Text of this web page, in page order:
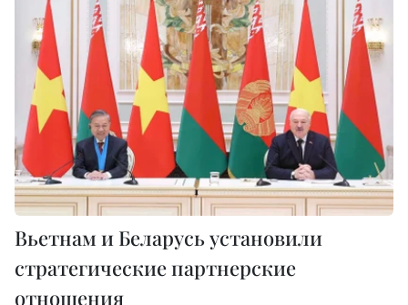
Вьетнам и Беларусь установили
стратегические партнерские
отношения